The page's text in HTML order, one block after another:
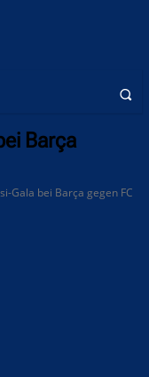
Barça
Gala bei Barça gegen FC